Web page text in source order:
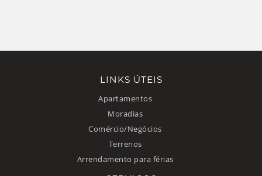
LINKS ÚTEIS
Apartamentos
Moradias
Comércio/Negócios
Terrenos
Arrendamento para férias